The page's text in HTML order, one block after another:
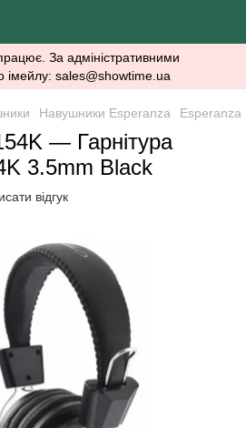
За адміністративними
імейлу: sales@showtime.ua
Навушники Esperanza Esperanza
— Гарнітура
3.5mm Black
відгук